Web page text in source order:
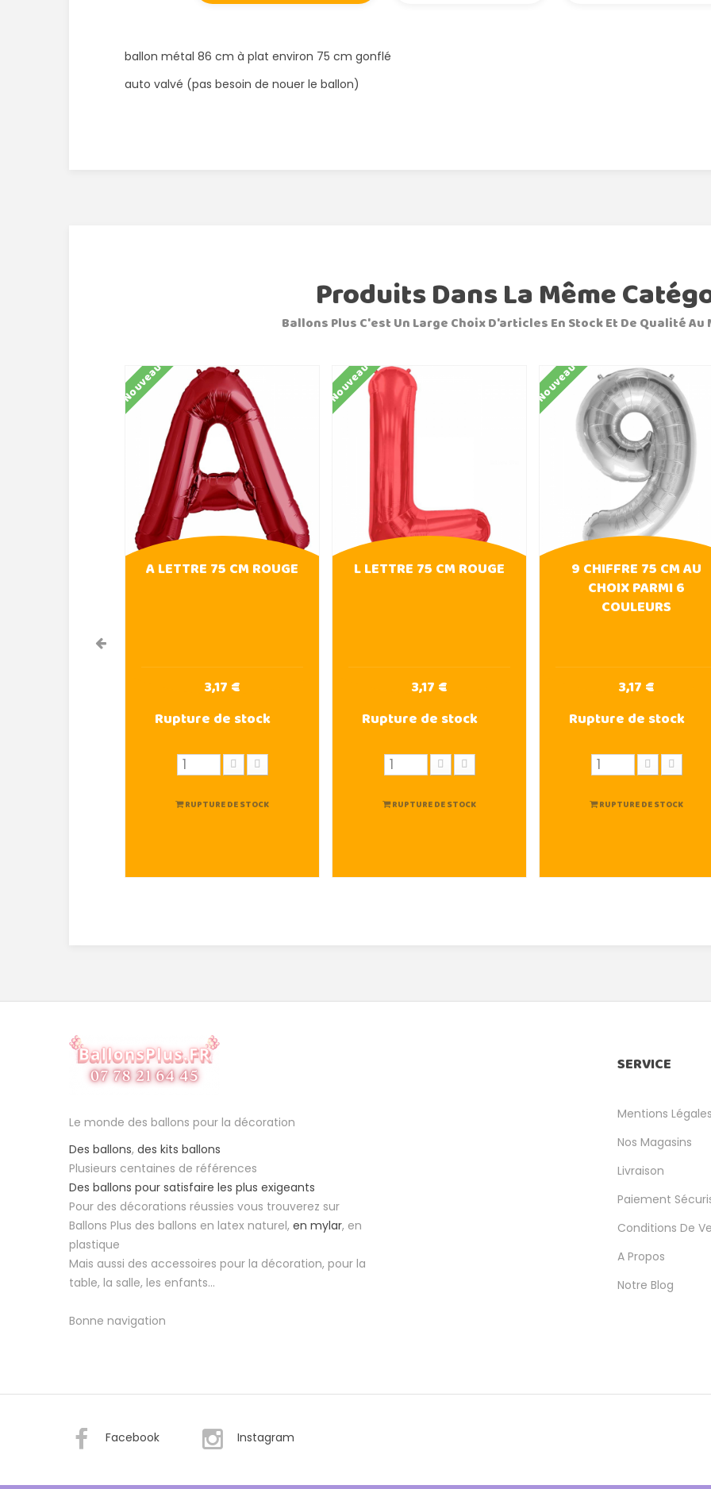
ballon métal 86 cm à plat environ 75 cm gonflé
auto valvé (pas besoin de nouer le ballon)
Produits Dans La Même
Ballons Plus C'est Un Large Choix D'articles En Stock Et De Qualité
Nouveau
A LETTRE 75 CM ROUGE
3,17 €
Rupture de stock
RUPTURE DE STOCK
Nouveau
L LETTRE 75 CM ROUGE
3,17 €
Rupture de stock
RUPTURE DE STOCK
Nouveau
9 CHIFFRE 75 CM AU
CHOIX PARMI 6
COULEURS
3,17 €
Rupture de stock
RUPTURE DE STOCK
Le monde des ballons pour la décoration
Des ballons, des kits ballons
Plusieurs centaines de références
Des ballons pour satisfaire les plus exigeants
Pour des décorations réussies vous trouverez sur
Ballons Plus des ballons en latex naturel, en mylar, en
plastique
Mais aussi des accessoires pour la décoration, pour la
table, la salle, les enfants...
Bonne navigation
SERVICE
Mentions Légales
Nos Magasins
Livraison
Paiement
Conditions De
A Propos
Notre Blog
Facebook Instagram